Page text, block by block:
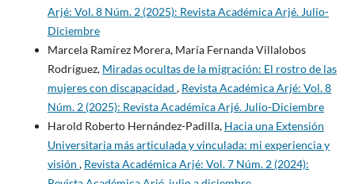
Arjé: Vol. 8 Núm. 2 (2025): Revista Académica Arjé. Julio-
Diciembre
Marcela Ramírez Morera, María Fernanda Villalobos
Rodríguez, Miradas ocultas de la migración: El rostro de las
mujeres con discapacidad , Revista Académica Arjé: Vol. 8
Núm. 2 (2025): Revista Académica Arjé. Julio-Diciembre
Harold Roberto Hernández-Padilla, Hacia una Extensión
Universitaria más articulada y vinculada: mi experiencia y
visión , Revista Académica Arjé: Vol. 7 Núm. 2 (2024):